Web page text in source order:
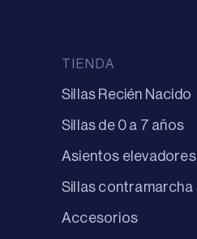
TIENDA
Sillas Recién Nacido
Sillas de 0 a 7 años
Asientos elevadores
Sillas contramarcha
Accesorios